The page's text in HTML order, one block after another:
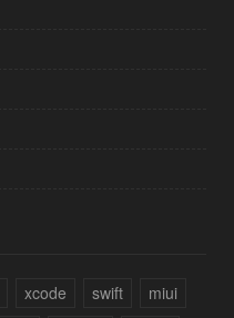
xcode swift
miui